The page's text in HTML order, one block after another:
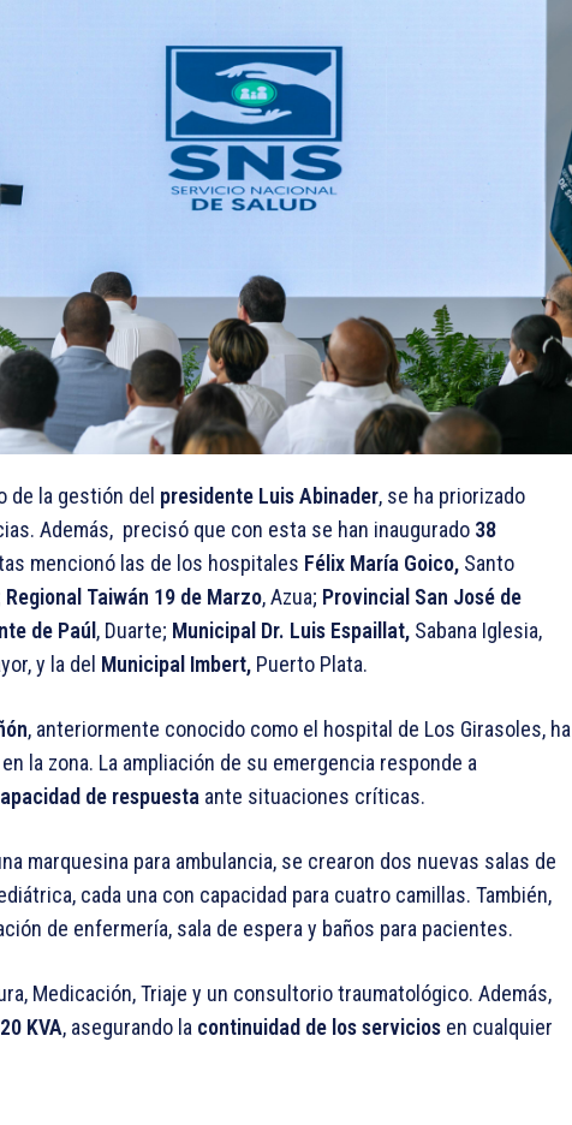
de la gestión del presidente Luis Abinader, se ha priorizado
Además, precisó que con esta se han inaugurado 38
mencionó las de los hospitales Félix María Goico, Santo
Regional Taiwán 19 de Marzo, Azua; Provincial San José de
de Paúl , Duarte; Municipal Dr. Luis Espaillat, Sabana Iglesia,
y la del Municipal Imbert, Puerto Plata.
, anteriormente conocido como el hospital de Los Girasoles, ha
en la zona. La ampliación de su emergencia responde a
de respuesta ante situaciones críticas.
marquesina para ambulancia, se crearon dos nuevas salas de
cada una con capacidad para cuatro camillas. También,
de enfermería, sala de espera y baños para pacientes.
Medicación, Triaje y un consultorio traumatológico. Además,
KVA, asegurando la continuidad de los servicios en cualquier